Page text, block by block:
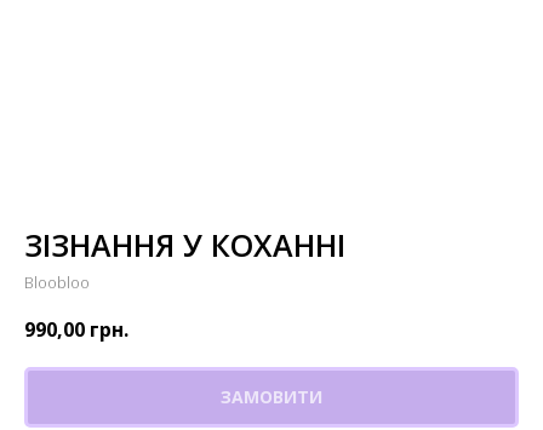
ЗІЗНАННЯ У КОХАННІ
Bloobloo
990,00 грн.
ЗАМОВИТИ